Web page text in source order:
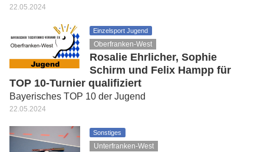
22.05.2024
Einzelsport Jugend
Oberfranken-West
Rosalie Ehrlicher, Sophie
Schirm und Felix Hampp für
TOP 10-Turnier qualifiziert
Bayerisches TOP 10 der Jugend
22.05.2024
Sonstiges
Unterfranken-West